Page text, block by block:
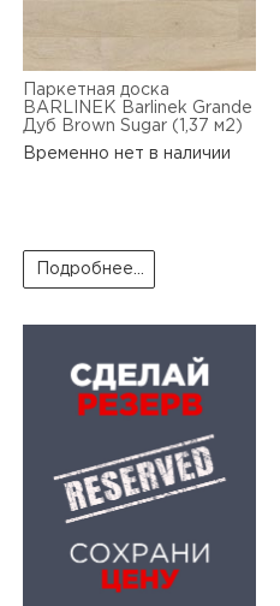
Паркетная доска
BARLINEK Barlinek Grande
Дуб Brown Sugar (1,37 м2)
Временно нет в наличии
Подробнее...